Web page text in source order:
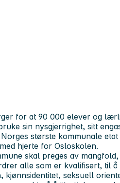
for at 90 000 elever og
sin nysgjerrighet, sitt
største kommunale
hjerte for Osloskolen.
skal preges av
alle som er kvalifisert, til
kjønnsidentitet, seksuell